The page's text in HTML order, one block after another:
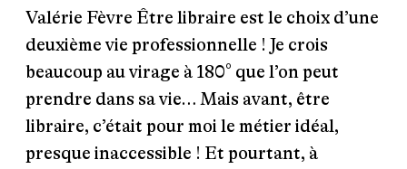
Valérie Fèvre Être libraire est le choix d’une
deuxième vie professionnelle ! Je crois
beaucoup au virage à 180° que l’on peut
prendre dans sa vie… Mais avant, être
libraire, c’était pour moi le métier idéal,
presque inaccessible ! Et pourtant, à